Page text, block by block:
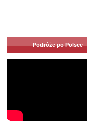
Podróże po Polsce